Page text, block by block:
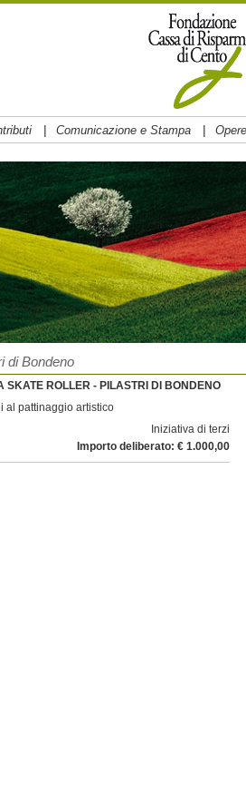
| Comunicazione e Stampa |
di Bondeno
SKATE ROLLER - PILASTRI DI BONDENO
al pattinaggio artistico
Iniziativa di terzi
Importo deliberato: € 1.000,00